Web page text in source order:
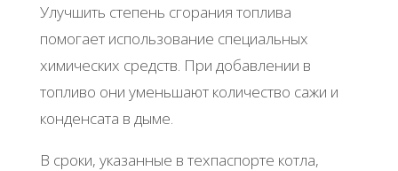
Улучшить степень сгорания топлива
помогает использование специальных
химических средств. При добавлении в
топливо они уменьшают количество сажи и
конденсата в дыме.
В сроки, указанные в техпаспорте котла,